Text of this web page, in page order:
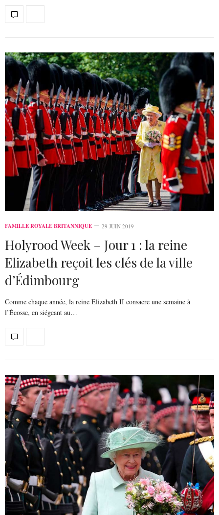
FAMILLE ROYALE BRITANNIQUE 29 JUIN 2019
Holyrood Week – Jour 1 : la reine
Elizabeth reçoit les clés de la ville
d’Édimbourg
Comme chaque année, la reine Elizabeth II consacre une semaine à
l’Écosse, en siégeant au…